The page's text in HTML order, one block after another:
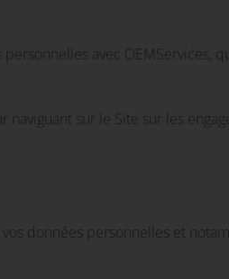
personnelles avec
sur le Site sur les
données personnelles et